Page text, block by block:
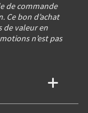
de commande
Ce bon d’achat
de valeur en
n’est pas